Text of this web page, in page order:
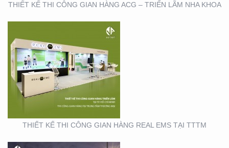
THIẾT KẾ THI CÔNG GIAN HÀNG ACG – TRIỂN LÃM NHA KHOA
THIẾT KẾ THI CÔNG GIAN HÀNG REAL EMS TẠI TTTM
THIẾT KẾ THI CÔNG
CHUỖI CỬA HÀNG
THỨC ĂN NHANH TORKI